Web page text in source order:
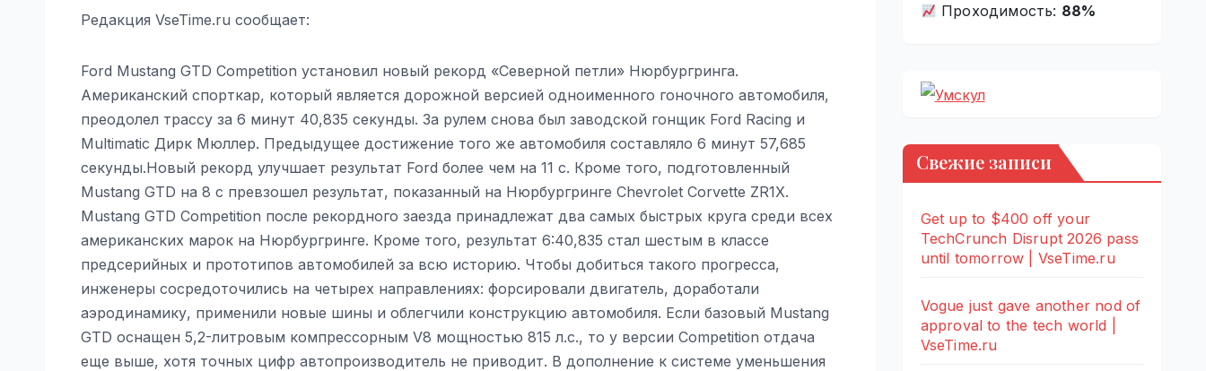
Редакция VseTime.ru сообщает:
Ford Mustang GTD Competition установил новый рекорд «Северной петли» Нюрбургринга.
Американский спорткар, который является дорожной версией одноименного гоночного автомобиля,
преодолел трассу за 6 минут 40,835 секунды. За рулем снова был заводской гонщик Ford Racing и
Multimatic Дирк Мюллер. Предыдущее достижение того же автомобиля составляло 6 минут 57,685
секунды.Новый рекорд улучшает результат Ford более чем на 11 с. Кроме того, подготовленный
Mustang GTD на 8 с превзошел результат, показанный на Нюрбургринге Chevrolet Corvette ZR1X.
Mustang GTD Competition после рекордного заезда принадлежат два самых быстрых круга среди всех
американских марок на Нюрбургринге. Кроме того, результат 6:40,835 стал шестым в классе
предсерийных и прототипов автомобилей за всю историю. Чтобы добиться такого прогресса,
инженеры сосредоточились на четырех направлениях: форсировали двигатель, доработали
аэродинамику, применили новые шины и облегчили конструкцию автомобиля. Если базовый Mustang
GTD оснащен 5,2-литровым компрессорным V8 мощностью 815 л.с., то у версии Competition отдача
еще выше, хотя точных цифр автопроизводитель не приводит. В дополнение к системе уменьшения
Проходимость: 88%
Свежие записи
Get up to $400 off your
TechCrunch Disrupt 2026 pass
until tomorrow | VseTime.ru
Vogue just gave another nod of
approval to the tech world |
VseTime.ru